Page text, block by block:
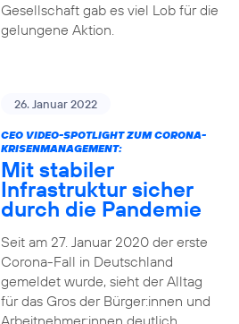
Gesellschaft gab es viel Lob für die
gelungene Aktion.
26. Januar 2022
CEO VIDEO-SPOTLIGHT ZUM CORONA-
KRISENMANAGEMENT:
Mit stabiler
Infrastruktur sicher
durch die Pandemie
Seit am 27. Januar 2020 der erste
Corona-Fall in Deutschland
gemeldet wurde, sieht der Alltag
für das Gros der Bürger:innen und
Arbeitnehmer:innen deutlich